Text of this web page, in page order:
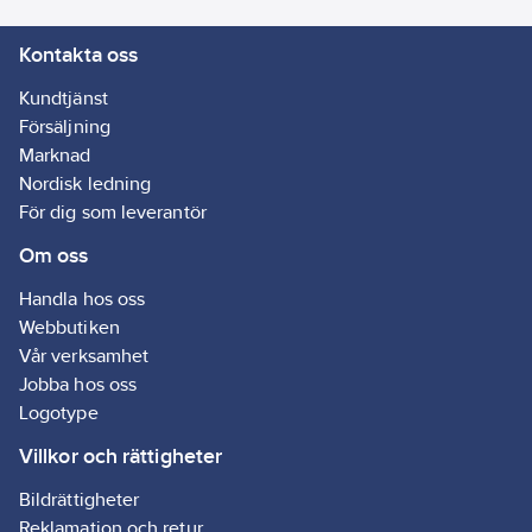
Kontakta oss
Kundtjänst
Försäljning
Marknad
Nordisk ledning
För dig som leverantör
Om oss
Handla hos oss
Webbutiken
Vår verksamhet
Jobba hos oss
Logotype
Villkor och rättigheter
Bildrättigheter